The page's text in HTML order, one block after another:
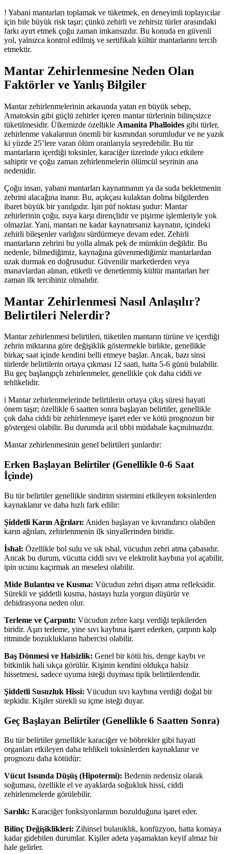
! Yabani mantarları toplamak ve tüketmek, en deneyimli toplayıcılar
için bile büyük risk taşır; çünkü zehirli ve zehirsiz türler arasındaki
farkı ayırt etmek çoğu zaman imkansızdır. Bu konuda en güvenli
yol, yalnızca kontrol edilmiş ve sertifikalı kültür mantarlarını tercih
etmektir.
Mantar Zehirlenmesine Neden Olan
Faktörler ve Yanlış Bilgiler
Mantar zehirlenmelerinin arkasında yatan en büyük sebep,
Amatoksin gibi güçlü zehirler içeren mantar türlerinin bilinçsizce
tüketilmesidir. Ülkemizde özellikle Amanita Phalloides gibi türler,
zehirlenme vakalarının önemli bir kısmından sorumludur ve ne yazık
ki yüzde 25’lere varan ölüm oranlarıyla seyredebilir. Bu tür
mantarların içerdiği toksinler, karaciğer üzerinde yıkıcı etkilere
sahiptir ve çoğu zaman zehirlenmelerin ölümcül seyrinin ana
nedenidir.
Çoğu insan, yabani mantarları kaynatmanın ya da suda bekletmenin
zehrini alacağına inanır. Bu, açıkçası kulaktan dolma bilgilerden
ibaret büyük bir yanılgıdır. İşin püf noktası şudur: Mantar
zehirlerinin çoğu, ısıya karşı dirençlidir ve pişirme işlemleriyle yok
olmazlar. Yani, mantarı ne kadar kaynatırsanız kaynatın, içindeki
zehirli bileşenler varlığını sürdürmeye devam eder. Zehirli
mantarların zehrini bu yolla almak pek de mümkün değildir. Bu
nedenle, bilmediğimiz, kaynağına güvenmediğimiz mantarlardan
uzak durmak en doğrusudur. Güvenilir marketlerden veya
manavlardan alınan, etiketli ve denetlenmiş kültür mantarları her
zaman ilk tercihiniz olmalıdır.
Mantar Zehirlenmesi Nasıl Anlaşılır?
Belirtileri Nelerdir?
Mantar zehirlenmesi belirtileri, tüketilen mantarın türüne ve içerdiği
zehrin miktarına göre değişiklik göstermekle birlikte, genellikle
birkaç saat içinde kendini belli etmeye başlar. Ancak, bazı sinsi
türlerde belirtilerin ortaya çıkması 12 saati, hatta 5-6 günü bulabilir.
Bu geç başlangıçlı zehirlenmeler, genellikle çok daha ciddi ve
tehlikelidir.
i Mantar zehirlenmelerinde belirtilerin ortaya çıkış süresi hayati
önem taşır; özellikle 6 saatten sonra başlayan belirtiler, genellikle
çok daha ciddi bir zehirlenmeye işaret eder ve kötü prognozun bir
göstergesi olabilir. Bu durumda acil tıbbi müdahale kaçınılmazdır.
Mantar zehirlenmesinin genel belirtileri şunlardır:
Erken Başlayan Belirtiler (Genellikle 0-6 Saat
İçinde)
Bu tür belirtiler genellikle sindirim sistemini etkileyen toksinlerden
kaynaklanır ve daha hızlı fark edilir:
Şiddetli Karın Ağrıları: Aniden başlayan ve kıvrandırıcı olabilen
karın ağrıları, zehirlenmenin ilk sinyallerinden biridir.
İshal: Özellikle bol sulu ve sık ishal, vücudun zehri atma çabasıdır.
Ancak bu durum, vücutta ciddi sıvı ve elektrolit kaybına yol açabilir,
ipin ucunu kaçırmak an meselesi olabilir.
Mide Bulantısı ve Kusma: Vücudun zehri dışarı atma refleksidir.
Sürekli ve şiddetli kusma, hastayı hızla yorgun düşürür ve
dehidrasyona neden olur.
Terleme ve Çarpıntı: Vücudun zehre karşı verdiği tepkilerden
biridir. Aşırı terleme, yine sıvı kaybına işaret ederken, çarpıntı kalp
ritminde bozuklukların habercisi olabilir.
Baş Dönmesi ve Halsizlik: Genel bir kötü his, denge kaybı ve
bitkinlik hali sıkça görülür. Kişinin kendini oldukça halsiz
hissetmesi, sadece uyuma isteği duyması tipik belirtilerdendir.
Şiddetli Susuzluk Hissi: Vücudun sıvı kaybına verdiği doğal bir
tepkidir. Kişiler sürekli su içme isteği duyar.
Geç Başlayan Belirtiler (Genellikle 6 Saatten Sonra)
Bu tür belirtiler genellikle karaciğer ve böbrekler gibi hayati
organları etkileyen daha tehlikeli toksinlerden kaynaklanır ve
prognozu daha kötüdür:
Vücut Isısında Düşüş (Hipotermi): Bedenin nedensiz olarak
soğuması, özellikle el ve ayaklarda soğukluk hissi, ciddi
zehirlenmelerde görülebilir.
Sarılık: Karaciğer fonksiyonlarının bozulduğuna işaret eder.
Bilinç Değişiklikleri: Zihinsel bulanıklık, konfüzyon, hatta komaya
kadar gidebilen durumlar. Kişiler adeta yaşamaktan keyif almaz bir
hale gelirler.